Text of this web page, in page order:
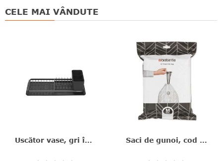
CELE MAI VÂNDUTE
Uscător vase, gri închis, aluminiu+plastic, 46.3x20x12.6 cm, Brabantia - 8710755117268 Saci de gunoi, cod M, 40 bucăţi, 60 l, Brabantia - 8710755138829